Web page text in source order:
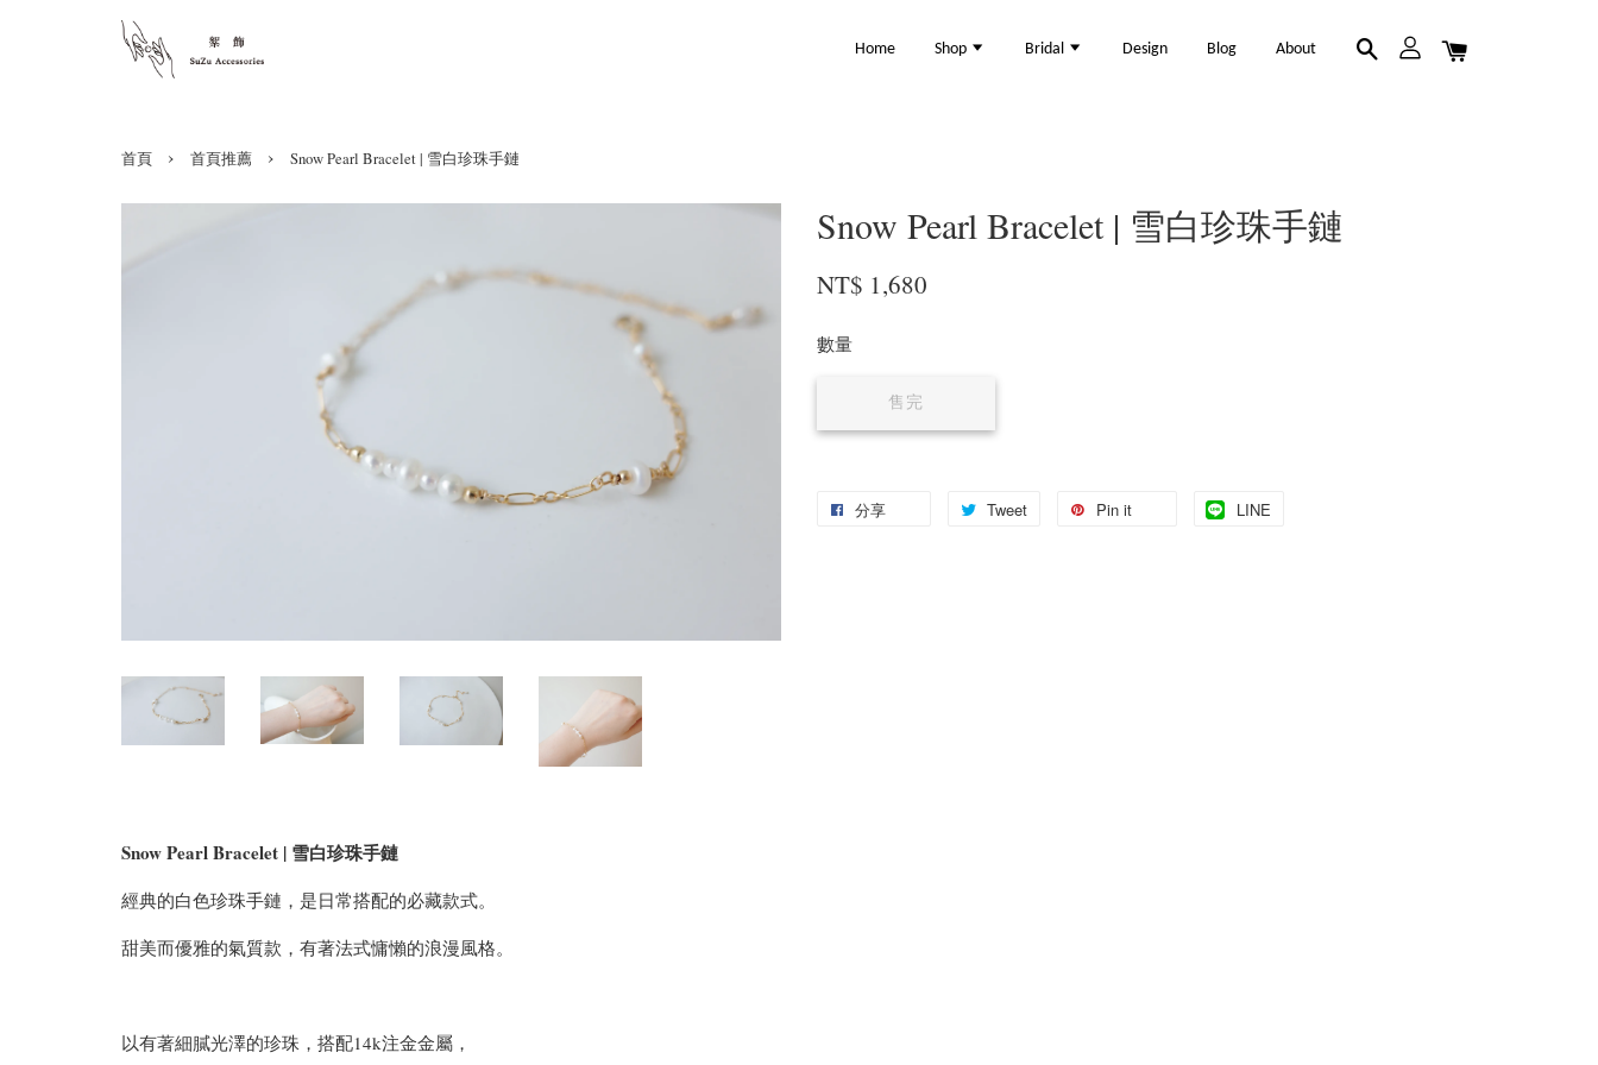
Home Shop Bridal Design Blog About
首頁 › 首頁推薦 › Snow Pearl Bracelet | 雪白珍珠手鏈
Snow Pearl Bracelet | 雪白珍珠手鏈
NT$ 1,680
數量
售完
分享 Tweet Pin it LINE
Snow Pearl Bracelet | 雪白珍珠手鏈
經典的白色珍珠手鏈，是日常搭配的必藏款式。
甜美而優雅的氣質款，有著法式慵懶的浪漫風格。
以有著細膩光澤的珍珠，搭配14k注金金屬，